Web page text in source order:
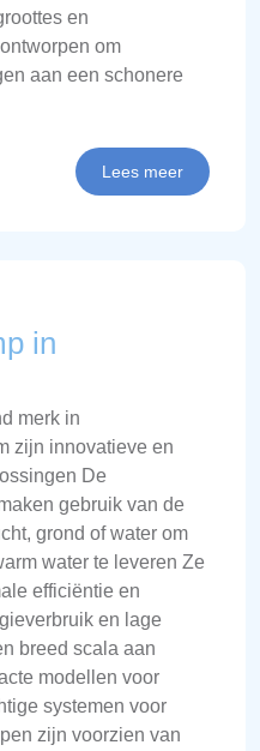
en
om
aan een schonere
Lees meer
in
merk in
zijn innovatieve en
De
gebruik van de
grond of water om
water te leveren Ze
efficiëntie en
en lage
breed scala aan
modellen voor
systemen voor
zijn voorzien van